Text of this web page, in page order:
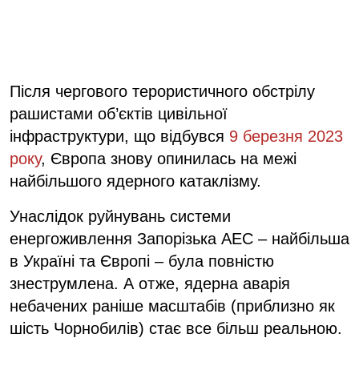
Після чергового терористичного обстрілу
рашистами об’єктів цивільної
інфраструктури, що відбувся 9 березня 2023
року, Європа знову опинилась на межі
найбільшого ядерного катаклізму.
Унаслідок руйнувань системи
енергоживлення Запорізька АЕС – найбільша
в Україні та Європі – була повністю
знеструмлена. А отже, ядерна аварія
небачених раніше масштабів (приблизно як
шість Чорнобилів) стає все більш реальною.